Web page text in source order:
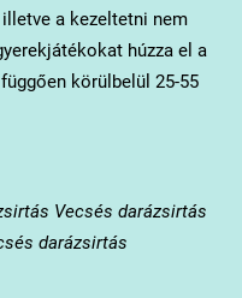
a kezeltetni nem
húzza el a
körülbelül 25-55
Vecsés darázsirtás
darázsirtás